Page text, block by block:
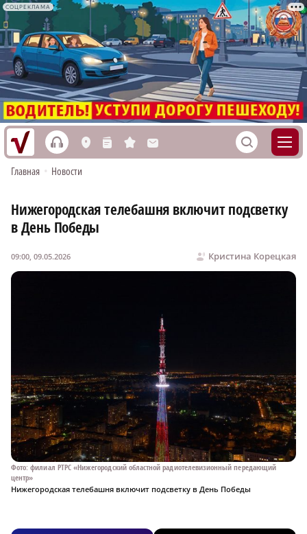
СОЦРЕКЛАМА
h L n s M S
Главная • Новости
Нижегородская телебашня включит подсветку
в День Победы
Кристина Корецкая
09:00, 09.05.2026
Фото: филиал РТРС «Нижегородский областной радиотелевизионный передающий
центр»
Нижегородская телебашня включит подсветку в День Победы